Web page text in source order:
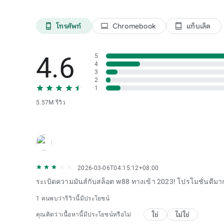
phone_android โทรศัพท์ laptop Chromebook tablet_android แท็บเล็ต
4.6
5.57M รีวิว
5
4
3
2
1
2026-03-06T04:15:12+08:00
ระเบิดความมันส์กับสล็อต w88 ทางเข้า 2023! โปรโมชั่นดีมา
1 คนพบว่ารีวิวนี้มีประโยชน์
คุณคิดว่าเนื้อหานี้มีประโยชน์หรือไม่ ใช่ ไม่ใช่